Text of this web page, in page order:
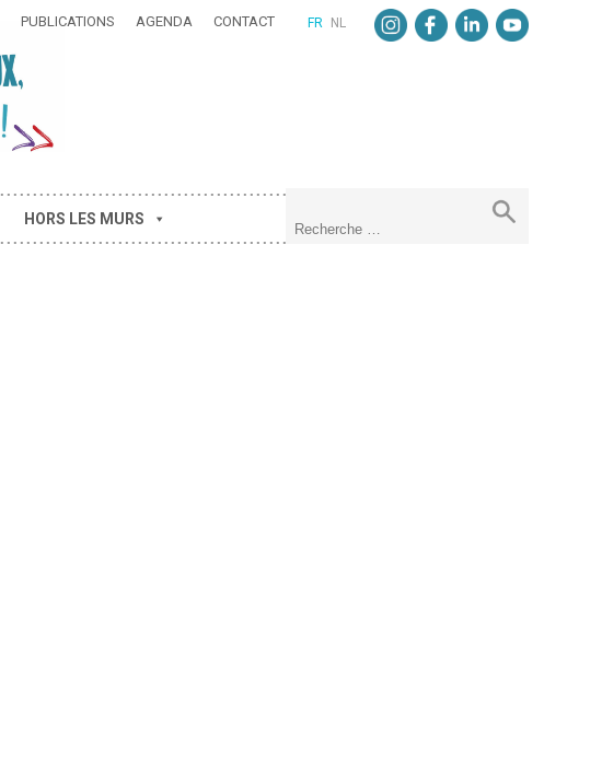
PUBLICATIONS AGENDA CONTACT FR NL
HORS LES MURS